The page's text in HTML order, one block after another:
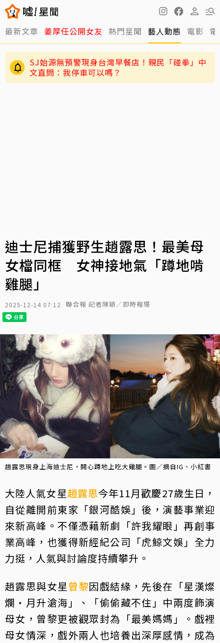
最新文章 姜厚任公開女友 熱門星聞 藝人動態 電影
SJ始源無預警現身台灣早餐店！親民「碰拳」中
文直問：我停車可以嗎？
迪士尼捕獲野生趙露思！最美母
女檔同框 女神接地氣「蹲地啃
雞腿」
2025-12-14 07:12 聯合報 記者陳穎／即時報導
趙露思現身上海迪士尼，開心蹲地上吃大雞腿。圖／摘自IG、小紅書
大陸人氣女星趙露思今年11月歡慶27歲生日，
自從離開前東家「銀河酷娛」後，演藝事業迎
來新高峰。不僅憑藉新劇「許我耀眼」再創事
業高峰，也獲得新經紀公司「虎鯨文娛」全力
力挺，人氣與討論度持續攀升。
趙露思與女星 曾黎因戲結緣，先後在「星漢燦
爛·月升滄海」、「偷偷藏不住」中兩度飾演
母女，曾黎更被觀眾封為「最美媽媽」。戲裡
母女情深，戲外兩人也培養出深厚感情，成為